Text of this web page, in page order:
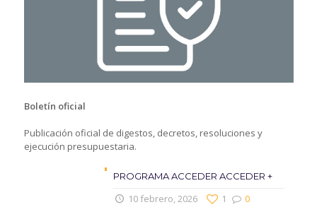
Boletín oficial
Publicación oficial de digestos, decretos, resoluciones y
ejecución presupuestaria.
PROGRAMA ACCEDER ACCEDER +
10 febrero, 2026 0
1